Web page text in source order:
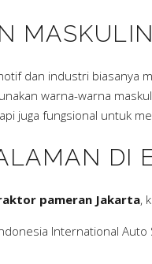
dan industri biasanya
warna-warna
juga fungsional untuk
DI
pameran Jakarta,
International Auto